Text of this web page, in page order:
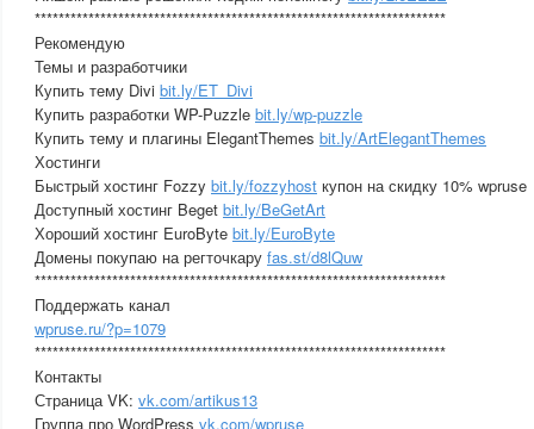
*********************************************************************
Рекомендую
Темы и разработчики
Купить тему Divi bit.ly/ET_Divi
Купить разработки WP-Puzzle bit.ly/wp-puzzle
Купить тему и плагины ElegantThemes bit.ly/ArtElegantThemes
Хостинги
Быстрый хостинг Fozzy bit.ly/fozzyhost купон на скидку 10% wpruse
Доступный хостинг Beget bit.ly/BeGetArt
Хороший хостинг EuroByte bit.ly/EuroByte
Домены покупаю на регточкару fas.st/d8lQuw
*********************************************************************
Поддержать канал
wpruse.ru/?p=1079
*********************************************************************
Контакты
Страница VK: vk.com/artikus13
Группа про WordPress vk.com/wpruse